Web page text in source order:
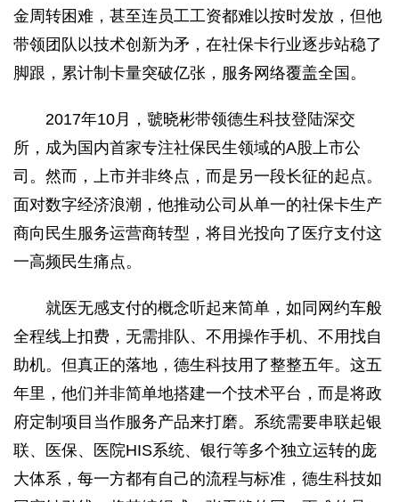
金周转困难，甚至连员工工资都难以按时发放，但他
带领团队以技术创新为矛，在社保卡行业逐步站稳了
脚跟，累计制卡量突破亿张，服务网络覆盖全国。
2017年10月，虢晓彬带领德生科技登陆深交
所，成为国内首家专注社保民生领域的A股上市公
司。然而，上市并非终点，而是另一段长征的起点。
面对数字经济浪潮，他推动公司从单一的社保卡生产
商向民生服务运营商转型，将目光投向了医疗支付这
一高频民生痛点。
就医无感支付的概念听起来简单，如同网约车般
全程线上扣费，无需排队、不用操作手机、不用找自
助机。但真正的落地，德生科技用了整整五年。这五
年里，他们并非简单地搭建一个技术平台，而是将政
府定制项目当作服务产品来打磨。系统需要串联起银
联、医保、医院HIS系统、银行等多个独立运转的庞
大体系，每一方都有自己的流程与标准，德生科技如